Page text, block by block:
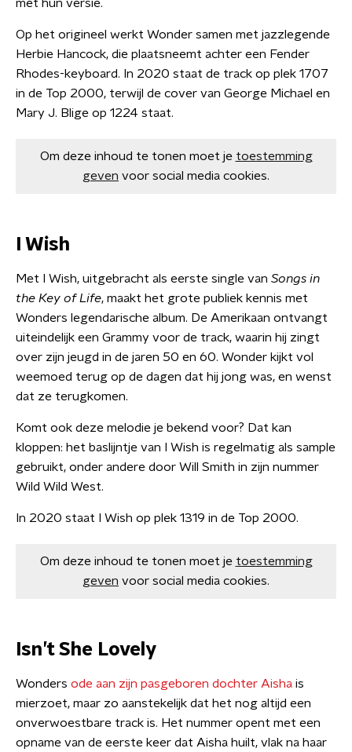
met hun versie.
Op het origineel werkt Wonder samen met jazzlegende
Herbie Hancock, die plaatsneemt achter een Fender
Rhodes-keyboard. In 2020 staat de track op plek 1707
in de Top 2000, terwijl de cover van George Michael en
Mary J. Blige op 1224 staat.
Om deze inhoud te tonen moet je toestemming
geven voor social media cookies.
I Wish
Met I Wish, uitgebracht als eerste single van Songs in
the Key of Life, maakt het grote publiek kennis met
Wonders legendarische album. De Amerikaan ontvangt
uiteindelijk een Grammy voor de track, waarin hij zingt
over zijn jeugd in de jaren 50 en 60. Wonder kijkt vol
weemoed terug op de dagen dat hij jong was, en wenst
dat ze terugkomen.
Komt ook deze melodie je bekend voor? Dat kan
kloppen: het baslijntje van I Wish is regelmatig als sample
gebruikt, onder andere door Will Smith in zijn nummer
Wild Wild West.
In 2020 staat I Wish op plek 1319 in de Top 2000.
Om deze inhoud te tonen moet je toestemming
geven voor social media cookies.
Isn’t She Lovely
Wonders ode aan zijn pasgeboren dochter Aisha is
mierzoet, maar zo aanstekelijk dat het nog altijd een
onverwoestbare track is. Het nummer opent met een
opname van de eerste keer dat Aisha huilt, vlak na haar